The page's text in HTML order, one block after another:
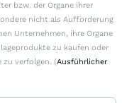
bzw. der Organe ihrer
nicht als Aufforderung
Unternehmen, ihre Organe
zu kaufen oder
zu verfolgen. (Ausführlicher